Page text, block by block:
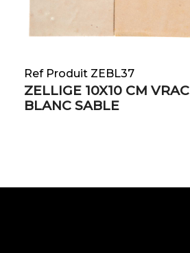
Ref Produit ZEBL37
ZELLIGE 10X10 CM VRAC
BLANC SABLE